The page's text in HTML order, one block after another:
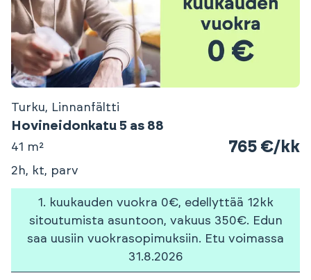
Turku, Linnanfältti
Hovineidonkatu 5 as 88
41 m² 765 €/kk
2h, kt, parv
1. kuukauden vuokra 0€, edellyttää 12kk
sitoutumista asuntoon, vakuus 350€. Edun
saa uusiin vuokrasopimuksiin. Etu voimassa
31.8.2026